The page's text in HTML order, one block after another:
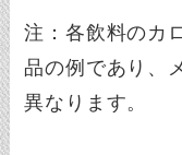
注：各飲料のカ
品の例であり、
異なります。